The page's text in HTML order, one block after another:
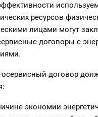
ресурсов
лицами могут
договоры с
договор
экономии